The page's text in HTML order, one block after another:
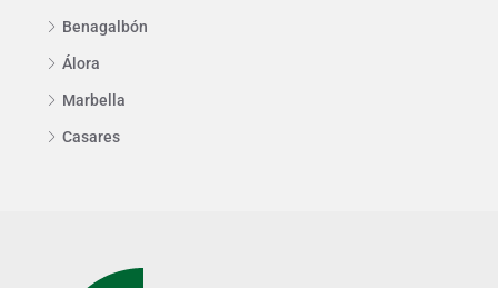
Benagalbón
Álora
Marbella
Casares